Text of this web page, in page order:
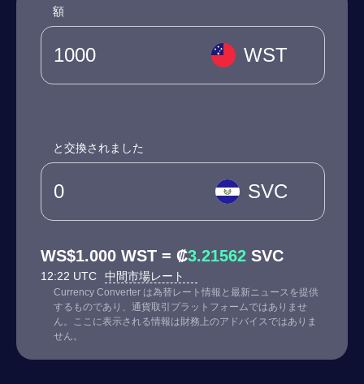
額
WST
と交換されました
SVC
WS$1.000 WST = ₡3.21562 SVC
12:22 UTC 中間市場レート
Currency Converter は為替レート情報と最新ニュースを提供
するものであり、通貨取引プラットフォームではありませ
ん。ここに表示される情報は財務上のアドバイスではありま
せん。